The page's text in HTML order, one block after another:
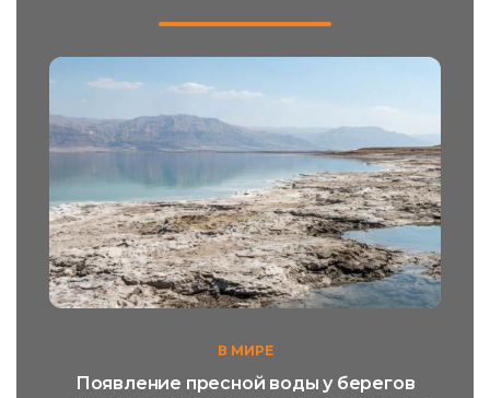
В МИРЕ
Появление пресной воды у берегов